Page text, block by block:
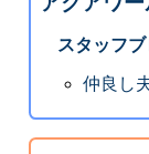
スタッフ
仲良し